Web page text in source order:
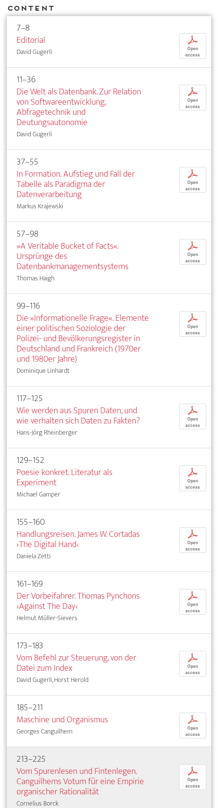
Content
7–8
Editorial
David Gugerli
p
Open
access
11–36
Die Welt als Datenbank. Zur Relation
von Softwareentwicklung,
Abfragetechnik und
Deutungsautonomie
David Gugerli
p
Open
access
37–55
In Formation. Aufstieg und Fall der
Tabelle als Paradigma der
Datenverarbeitung
Markus Krajewski
p
Open
access
57–98
»A Veritable Bucket of Facts«.
Ursprünge des
Datenbankmanagementsystems
Thomas Haigh
p
Open
access
99–116
Die »Informationelle Frage«. Elemente
einer politischen Soziologie der
Polizei- und Bevölkerungsregister in
Deutschland und Frankreich (1970er
und 1980er Jahre)
Dominique Linhardt
p
Open
access
117–125
Wie werden aus Spuren Daten, und
wie verhalten sich Daten zu Fakten?
Hans-Jörg Rheinberger
p
Open
access
129–152
Poesie konkret. Literatur als
Experiment
Michael Gamper
p
Open
access
155–160
Handlungsreisen. James W. Cortadas
›The Digital Hand‹
Daniela Zetti
p
Open
access
161–169
Der Vorbeifahrer. Thomas Pynchons
›Against The Day‹
Helmut Müller-Sievers
p
Open
access
173–183
Vom Befehl zur Steuerung, von der
Datei zum Index
David Gugerli, Horst Herold
p
Open
access
185–211
Maschine und Organismus
Georges Canguilhem
p
Open
access
213–225
Vom Spurenlesen und Fintenlegen.
Canguilhems Votum für eine Empirie
organischer Rationalität
Cornelius Borck
p
Open
access